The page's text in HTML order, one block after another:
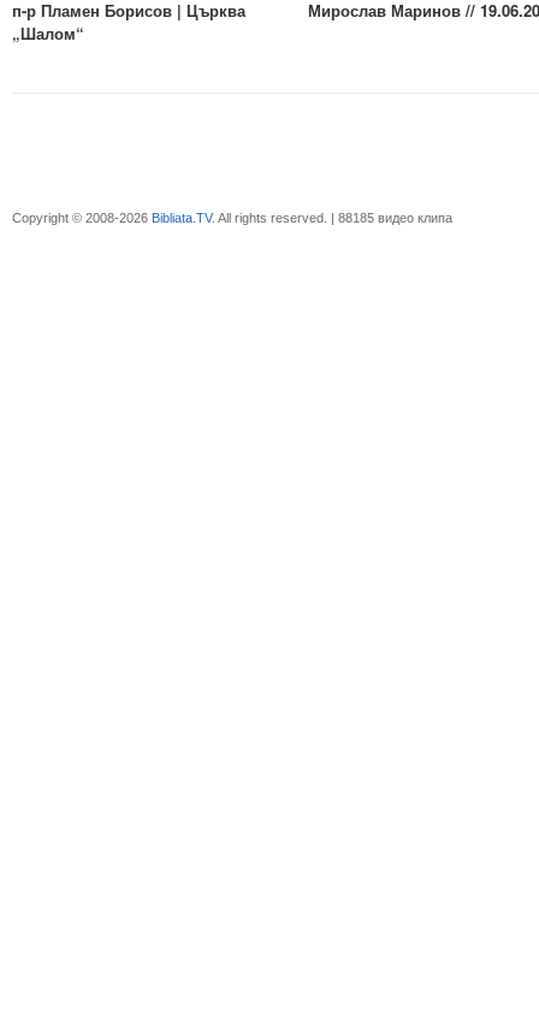
п-р Пламен Борисов | Църква
„Шалом“
Мирослав Маринов //
Copyright © 2008-2026 Bibliata.TV. All rights reserved. | 88185 видео клипа